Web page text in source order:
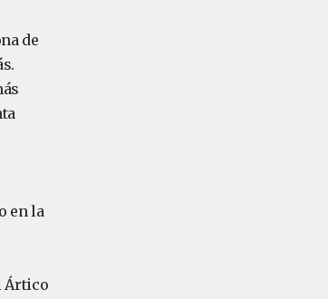
de
en la
Ártico